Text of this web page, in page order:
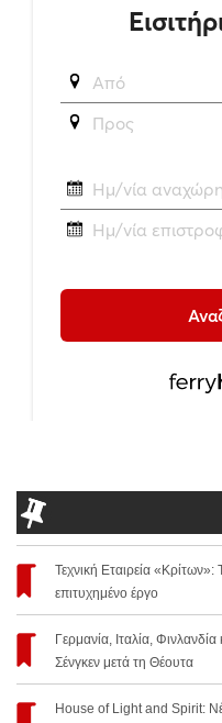
Τεχνική Εταιρεία
επιτυχημένο έργο
Γερμανία, Ιταλία,
Σένγκεν μετά τη Θέουτα
House of Light and Spirit: